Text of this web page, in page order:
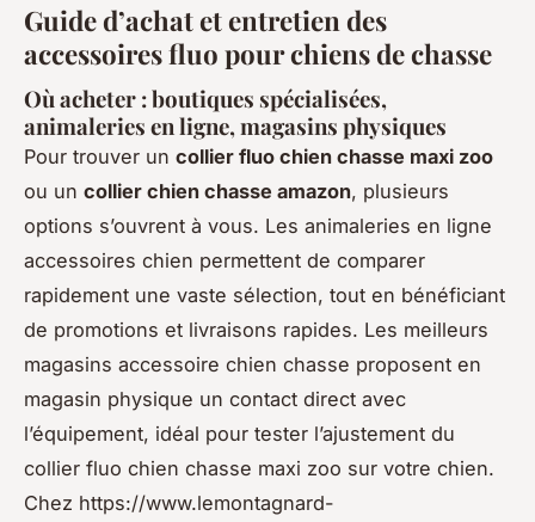
Guide d’achat et entretien des
accessoires fluo pour chiens de chasse
Où acheter : boutiques spécialisées,
animaleries en ligne, magasins physiques
Pour trouver un collier fluo chien chasse maxi zoo
ou un collier chien chasse amazon, plusieurs
options s’ouvrent à vous. Les animaleries en ligne
accessoires chien permettent de comparer
rapidement une vaste sélection, tout en bénéficiant
de promotions et livraisons rapides. Les meilleurs
magasins accessoire chien chasse proposent en
magasin physique un contact direct avec
l’équipement, idéal pour tester l’ajustement du
collier fluo chien chasse maxi zoo sur votre chien.
Chez https://www.lemontagnard-